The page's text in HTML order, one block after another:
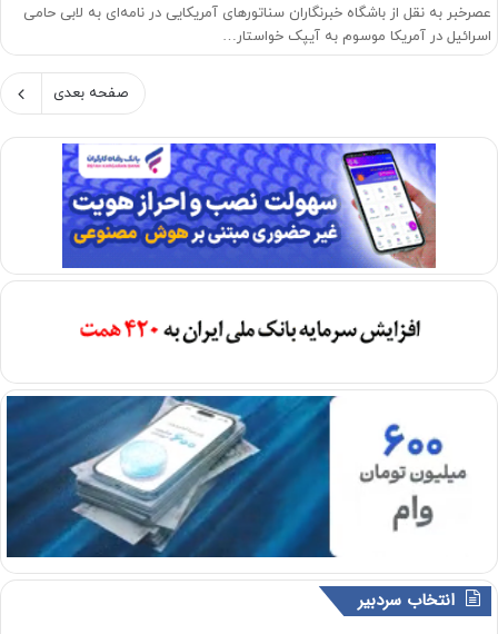
عصرخبر به نقل از باشگاه خبرنگاران سناتورهای آمریکایی در نامه‌ای به لابی حامی
اسرائیل در آمریکا موسوم به آیپک خواستار…
صفحه بعدی
انتخاب سردبیر